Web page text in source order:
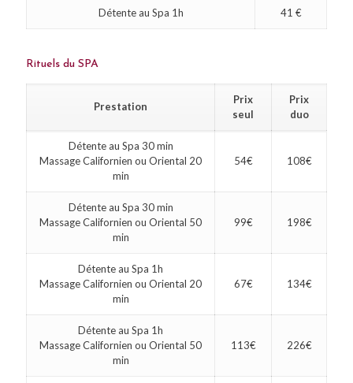
Détente au Spa 1h 41 €
Rituels du SPA
Prestation
Prix
seul
Prix
duo
Détente au Spa 30 min
Massage Californien ou Oriental 20
min
54€ 108€
Détente au Spa 30 min
Massage Californien ou Oriental 50
min
99€ 198€
Détente au Spa 1h
Massage Californien ou Oriental 20
min
67€ 134€
Détente au Spa 1h
Massage Californien ou Oriental 50
min
113€ 226€